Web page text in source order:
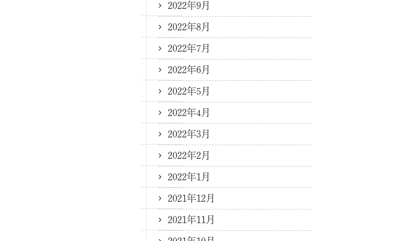
2022年9月
2022年8月
2022年7月
2022年6月
2022年5月
2022年4月
2022年3月
2022年2月
2022年1月
2021年12月
2021年11月